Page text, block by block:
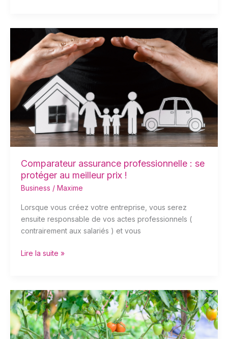
Comparateur assurance professionnelle : se
protéger au meilleur prix !
Business / Maxime
Lorsque vous créez votre entreprise, vous serez
ensuite responsable de vos actes professionnels (
contrairement aux salariés ) et vous
Comparateur
assurance
professionnelle
:
se
protéger
au
prix
!
Lire la suite »
Bac
sur
pied
: